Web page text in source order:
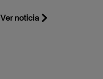
Ver noticia